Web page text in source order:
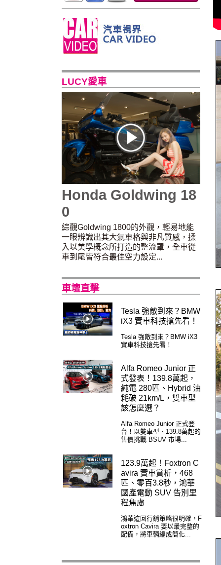
LUCY愛車
Honda Goldwing 18
0
綜觀Goldwing 1800的外觀，輕易地能
一眼辨識出其大氣車格與非凡質感，揉
入以美學概念所打造的整流罩，全車從
車到尾皆符合最佳空力設定...
車壇直擊
Tesla 強敵到來？BMW
iX3 實車科技搶先看！
Tesla 強敵到來？BMW iX3
實車科技搶先看！
Alfa Romeo Junior 正
式發表！139.8萬起，
純電 280匹、Hybrid 油
耗破 21km/L，雙車型
該怎麼選？
Alfa Romeo Junior 正式登
台！以雙車型、139.8萬起的
售價挑戰 BSUV 市場...
123.9萬起！Foxtron C
avira 實車賞析，468
匹、零百3.8秒，鴻華
國產電動 SUV 告別里
程焦慮
鴻華這回行銷策略很明確，F
oxtron Cavira 要以最完整的
配備，將車輛編成簡化...